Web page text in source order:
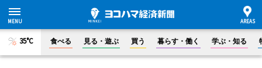
35°C 食べる 見る・遊ぶ 買う 暮らす・働く 学ぶ・知る